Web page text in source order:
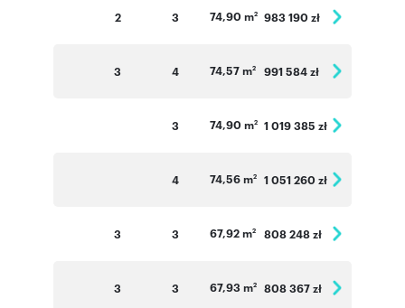
2 3 74,90 m2 983 190 zł
3 4 74,57 m2 991 584 zł
3 74,90 m2 1 019 385 zł
4 74,56 m2 1 051 260 zł
3 3 67,92 m2 808 248 zł
3 3 67,93 m2 808 367 zł